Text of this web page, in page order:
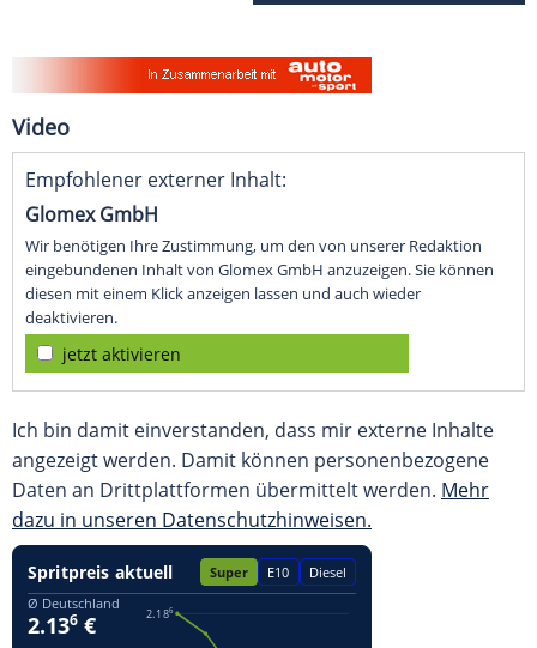
Video
Empfohlener externer Inhalt:
Glomex GmbH
Wir benötigen Ihre Zustimmung, um den von unserer Redaktion
eingebundenen Inhalt von Glomex GmbH anzuzeigen. Sie können
diesen mit einem Klick anzeigen lassen und auch wieder
deaktivieren.
jetzt aktivieren
Ich bin damit einverstanden, dass mir externe Inhalte
angezeigt werden. Damit können personenbezogene
Daten an Drittplattformen übermittelt werden. Mehr
dazu in unseren Datenschutzhinweisen.